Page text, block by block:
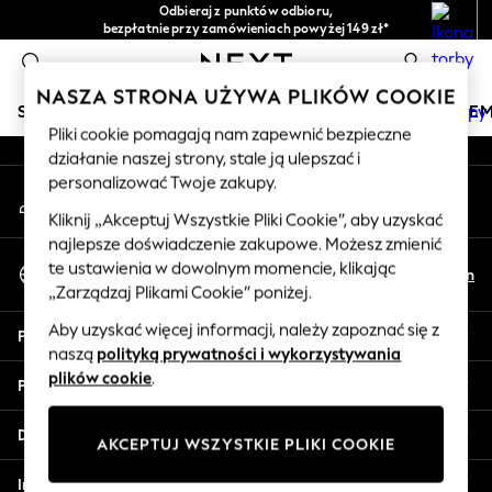
Odbieraj z punktów odbioru,
bezpłatnie przy zamówieniach powyżej 149 zł*
Łatwe zwroty*
0
SKLEP WAKACYJNY
HOLIDAY SHOP
Women's Holiday Shop
All Swimwear
All Beachwear
Bags & Accessories
Beach Dresses & Kaftans
Dresses
Flip Flops
Sliders
Jumpsuits & Playsuits
Sandals
Shorts
An error occurred on client
Nasze media społecznościowe
Moje konto
Zaloguj się na swoje konto
Wybierz Język
Polski
En
Pomoc
Prywatność i zasady prawne
Działy
Inne usługi
NASZA STRONA UŻYWA PLIKÓW COOKIE
Pliki cookie pomagają nam zapewnić bezpieczne
działanie naszej strony, stale ją ulepszać i
personalizować Twoje zakupy.
Kliknij „Akceptuj Wszystkie Pliki Cookie”, aby uzyskać
najlepsze doświadczenie zakupowe. Możesz zmienić
te ustawienia w dowolnym momencie, klikając
„Zarządzaj Plikami Cookie” poniżej.
Aby uzyskać więcej informacji, należy zapoznać się z
naszą polityką prywatności i wykorzystywania
plików cookie.
AKCEPTUJ WSZYSTKIE PLIKI COOKIE